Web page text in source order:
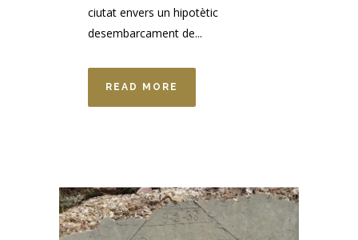
ciutat envers un hipotètic
desembarcament de...
READ MORE